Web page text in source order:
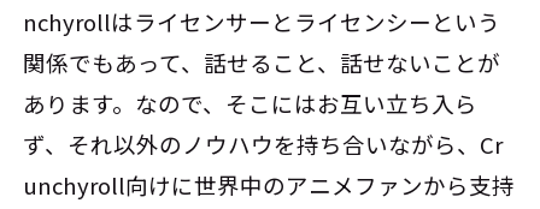
nchyrollはライセンサーとライセンシーという
関係でもあって、話せること、話せないことが
あります。なので、そこにはお互い立ち入ら
ず、それ以外のノウハウを持ち合いながら、Cr
unchyroll向けに世界中のアニメファンから支持